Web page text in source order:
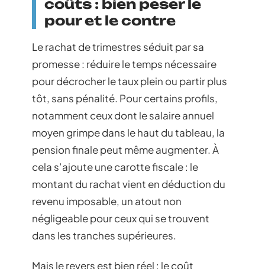
coûts : bien peser le
pour et le contre
Le rachat de trimestres séduit par sa
promesse : réduire le temps nécessaire
pour décrocher le taux plein ou partir plus
tôt, sans pénalité. Pour certains profils,
notamment ceux dont le salaire annuel
moyen grimpe dans le haut du tableau, la
pension finale peut même augmenter. À
cela s’ajoute une carotte fiscale : le
montant du rachat vient en déduction du
revenu imposable, un atout non
négligeable pour ceux qui se trouvent
dans les tranches supérieures.
Mais le revers est bien réel : le coût